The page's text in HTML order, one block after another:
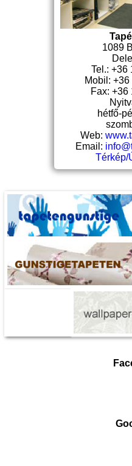
1089
Tel.: +36
Mobil:
Fax: +36
hétfő-
Web:
Email:
Térkép/